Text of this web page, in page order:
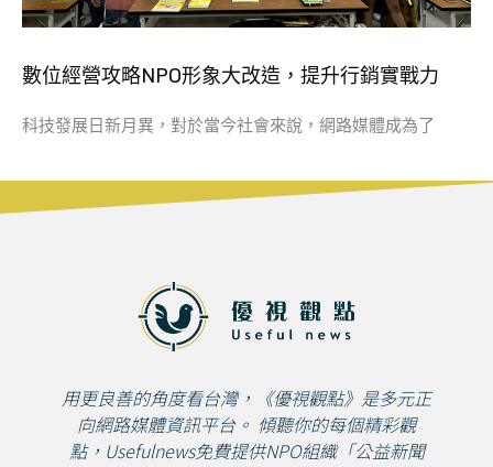
數位經營攻略NPO形象大改造，提升行銷實戰力
科技發展日新月異，對於當今社會來說，網路媒體成為了
用更良善的角度看台灣，《優視觀點》是多元正
向網路媒體資訊平台。 傾聽你的每個精彩觀
點，Usefulnews免費提供NPO組織「公益新聞